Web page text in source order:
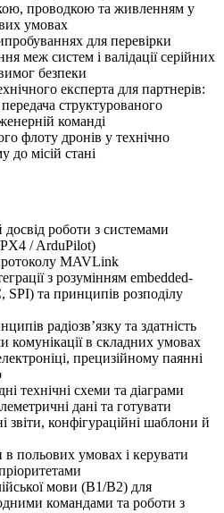
проводкою та живленням у
умовах
для перевірки
меж систем і валідації серійних
безпеки
експерта для партнерів:
структурованого
команді
флоту дронів у технічно
до місій стані
роботи з системами
/ ArduPilot)
MAVLink
з розумінням embedded-
SPI) та принципів розподілу
радіозв’язку та здатність
комунікації в складних умовах
прецизійному паянні
технічні схеми та діаграми
дані та готувати
звіти, конфігураційні шаблони й
в польових умовах і керувати
мови (B1/B2) для
командами та роботи з